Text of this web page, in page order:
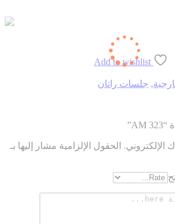
Add to wishlist
, جلسات راتان
الإلكتروني. الحقول الإلزامية مشار إليها بـ